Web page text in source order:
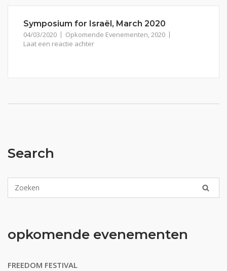
Symposium for Israël, March 2020
04/03/2020 Opkomende Evenementen,2020
Laat een reactie achter
Search
opkomende evenementen
FREEDOM FESTIVAL